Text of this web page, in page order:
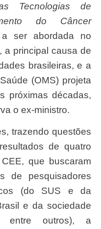
Tecnologias de
do Câncer
ser abordada no
a principal causa de
brasileiras, e a
(OMS) projeta
próximas décadas,
o ex-ministro.
de quatro
que buscaram
de pesquisadores
(do SUS e da
e da sociedade
entre outros), a